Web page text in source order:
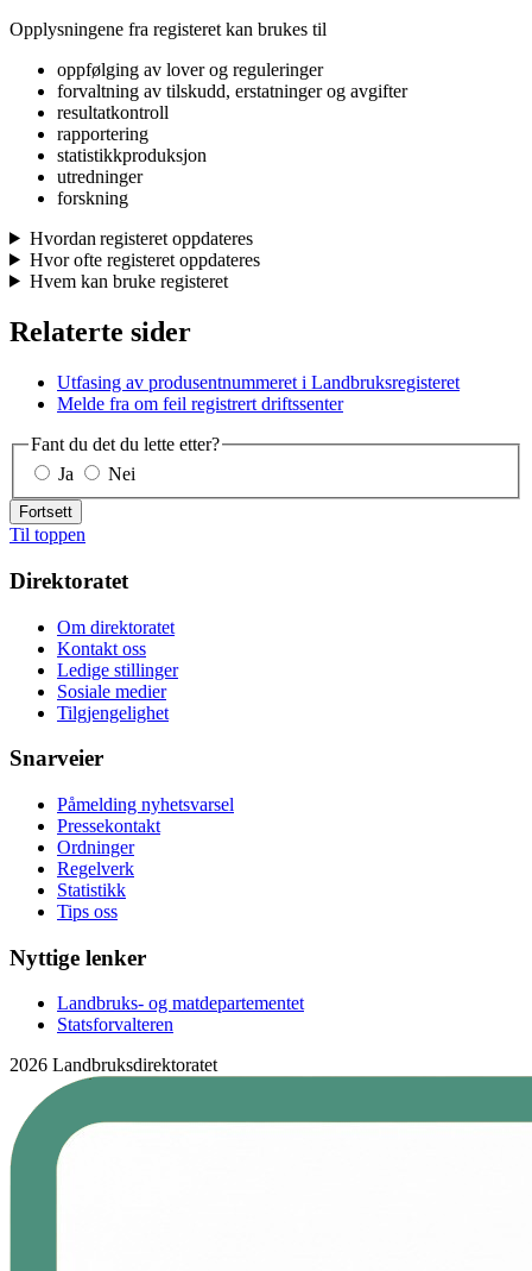
Opplysningene fra registeret kan brukes til
oppfølging av lover og reguleringer
forvaltning av tilskudd, erstatninger og avgifter
resultatkontroll
rapportering
statistikkproduksjon
utredninger
forskning
Hvordan registeret oppdateres
Hvor ofte registeret oppdateres
Hvem kan bruke registeret
Relaterte sider
Utfasing av produsentnummeret i Landbruksregisteret
Melde fra om feil registrert driftssenter
Fant du det du lette etter?
Ja
Nei
Fortsett
Til toppen
Direktoratet
Om direktoratet
Kontakt oss
Ledige stillinger
Sosiale medier
Tilgjengelighet
Snarveier
Påmelding nyhetsvarsel
Pressekontakt
Ordninger
Regelverk
Statistikk
Tips oss
Nyttige lenker
Landbruks- og matdepartementet
Statsforvalteren
2026 Landbruksdirektoratet